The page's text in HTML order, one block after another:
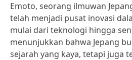
Emoto, seorang ilmuwan
telah menjadi pusat inovasi
mulai dari teknologi hingga
menunjukkan bahwa Jepang
sejarah yang kaya, tetapi juga